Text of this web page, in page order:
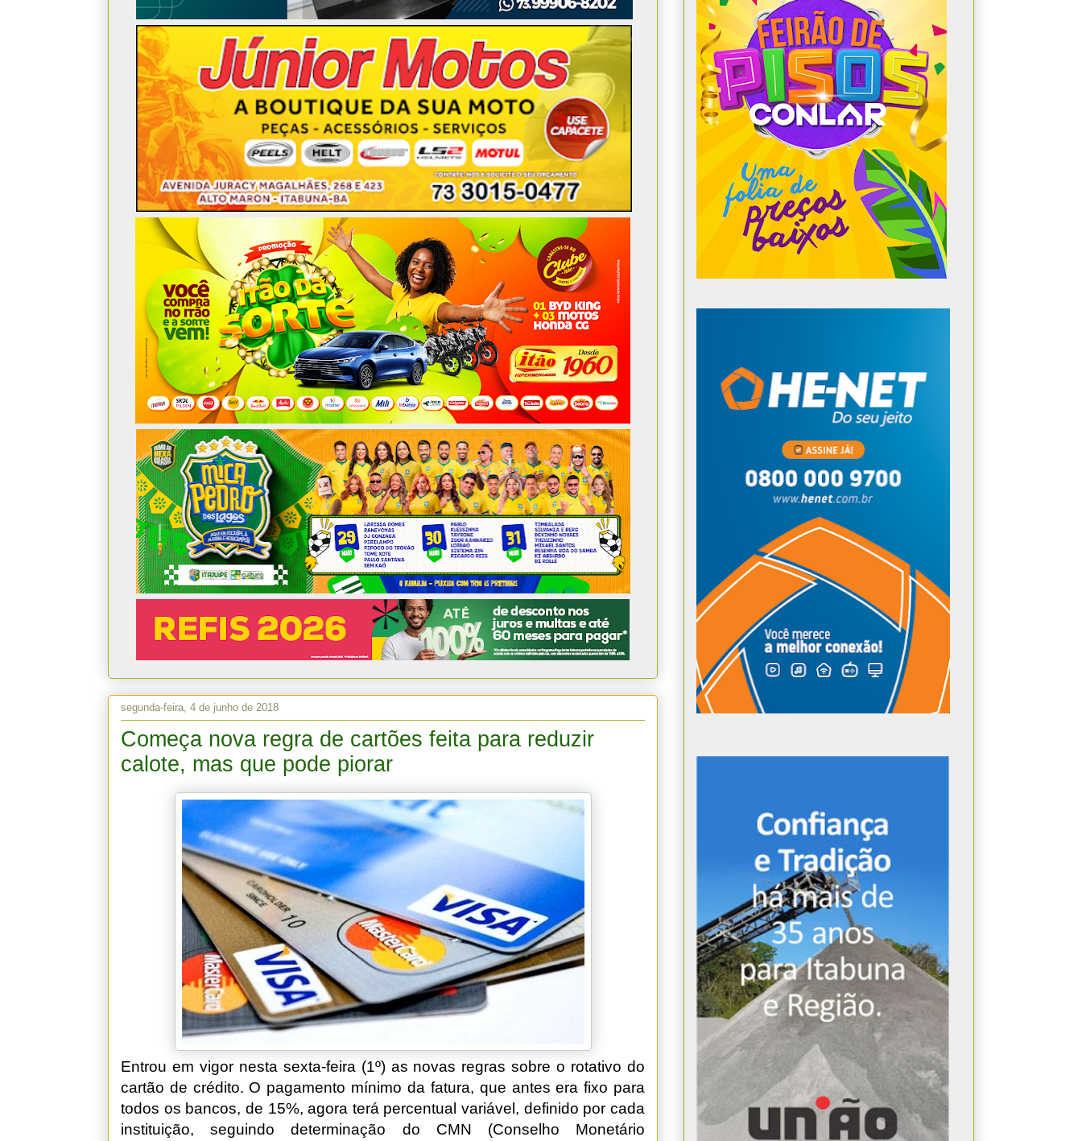
segunda-feira, 4 de junho de 2018
Começa nova regra de cartões feita para reduzir
calote, mas que pode piorar
Entrou em vigor nesta sexta-feira (1º) as novas regras sobre o rotativo do
cartão de crédito. O pagamento mínimo da fatura, que antes era fixo para
todos os bancos, de 15%, agora terá percentual variável, definido por cada
instituição, seguindo determinação do CMN (Conselho Monetário